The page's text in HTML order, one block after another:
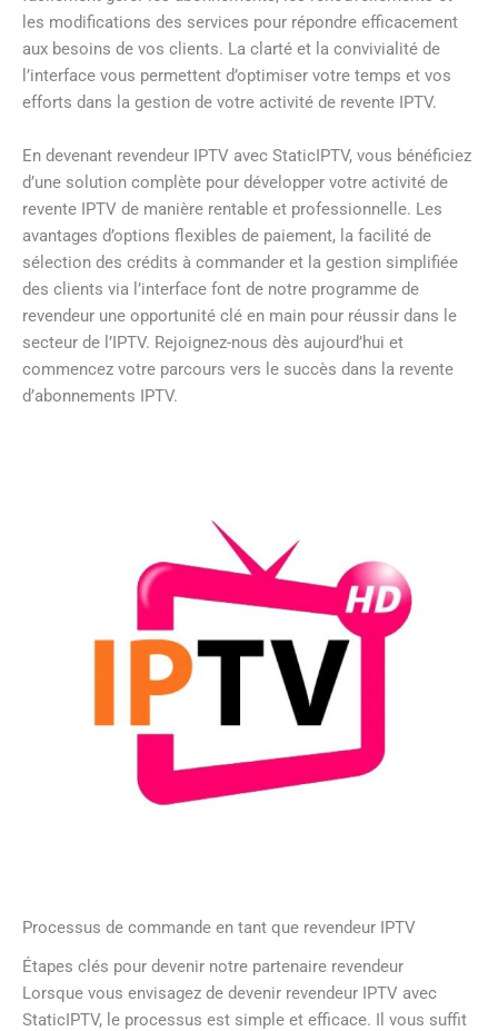
les modifications des services pour répondre efficacement
aux besoins de vos clients. La clarté et la convivialité de
l’interface vous permettent d’optimiser votre temps et vos
efforts dans la gestion de votre activité de revente IPTV.
En devenant revendeur IPTV avec StaticIPTV, vous bénéficiez
d’une solution complète pour développer votre activité de
revente IPTV de manière rentable et professionnelle. Les
avantages d’options flexibles de paiement, la facilité de
sélection des crédits à commander et la gestion simplifiée
des clients via l’interface font de notre programme de
revendeur une opportunité clé en main pour réussir dans le
secteur de l’IPTV. Rejoignez-nous dès aujourd’hui et
commencez votre parcours vers le succès dans la revente
d’abonnements IPTV.
Processus de commande en tant que revendeur IPTV
Étapes clés pour devenir notre partenaire revendeur
Lorsque vous envisagez de devenir revendeur IPTV avec
StaticIPTV, le processus est simple et efficace. Il vous suffit